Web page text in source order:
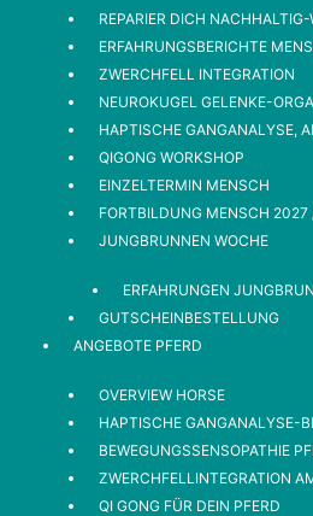
REPARIER DICH
ERFAHRUNGSBERICHTE
ZWERCHFELL INTEGRATION
NEUROKUGEL GELENKE-
HAPTISCHE GANGANALYSE,
QIGONG WORKSHOP
EINZELTERMIN MENSCH
FORTBILDUNG MENSCH 2027
JUNGBRUNNEN WOCHE
ERFAHRUNGEN
GUTSCHEINBESTELLUNG
ANGEBOTE PFERD
OVERVIEW HORSE
HAPTISCHE GANGANALYSE-
BEWEGUNGSSENSOPATHIE
ZWERCHFELLINTEGRATION
QI GONG FÜR DEIN PFERD